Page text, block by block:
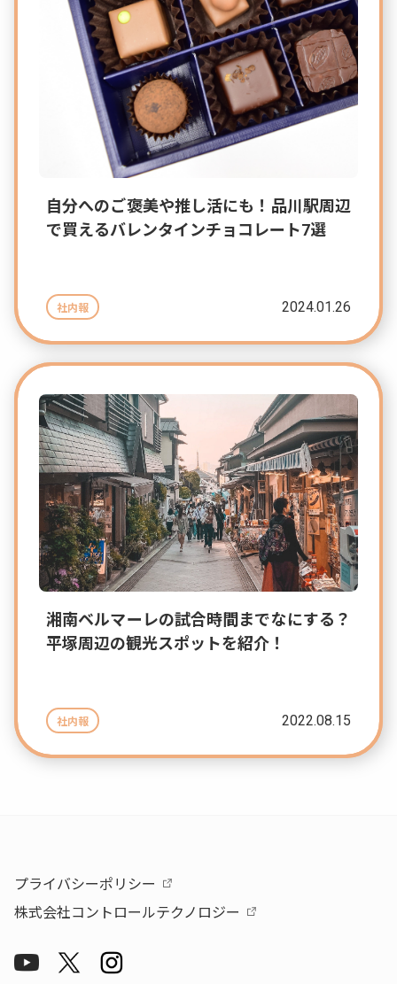
自分へのご褒美や推し活にも！品川駅周辺
で買えるバレンタインチョコレート7選
社内報 2024.01.26
湘南ベルマーレの試合時間までなにする？
平塚周辺の観光スポットを紹介！
社内報 2022.08.15
プライバシーポリシー
株式会社コントロールテクノロジー